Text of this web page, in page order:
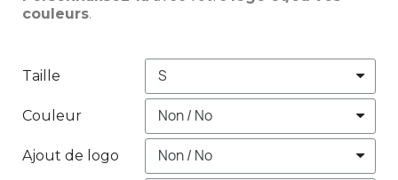
couleurs.
Taille
Couleur
Ajout de logo